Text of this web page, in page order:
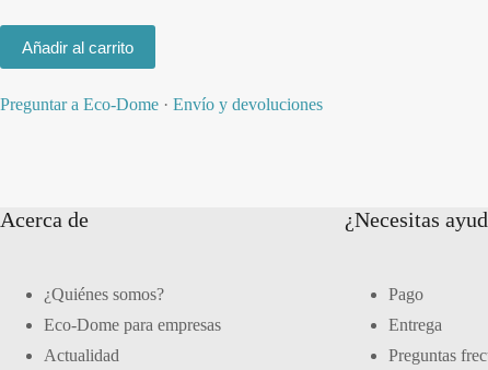
Añadir al carrito
Preguntar a Eco-Dome · Envío y devoluciones
Acerca de
¿Quiénes somos?
Eco-Dome para empresas
Actualidad
¿Necesitas
Pago
Entrega
Preguntas